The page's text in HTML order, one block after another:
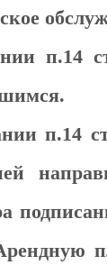
п.14
п.14